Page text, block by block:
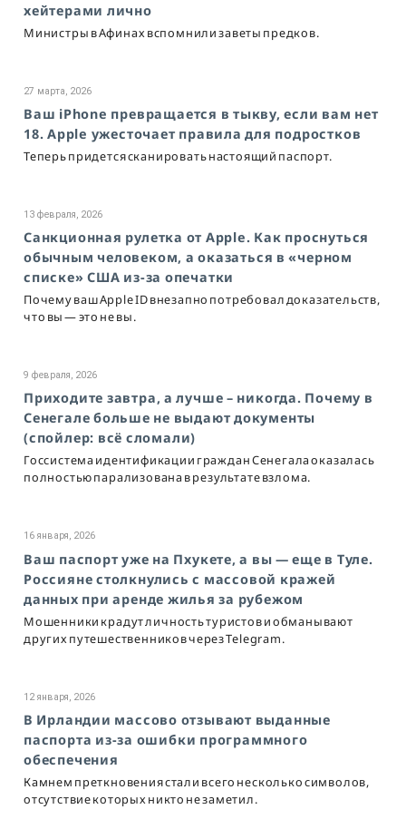
хейтерами лично
Министры в Афинах вспомнили заветы предков.
27 марта, 2026
Ваш iPhone превращается в тыкву, если вам нет
18. Apple ужесточает правила для подростков
Теперь придется сканировать настоящий паспорт.
13 февраля, 2026
Санкционная рулетка от Apple. Как проснуться
обычным человеком, а оказаться в «черном
списке» США из-за опечатки
Почему ваш Apple ID внезапно потребовал доказательств,
что вы — это не вы.
9 февраля, 2026
Приходите завтра, а лучше – никогда. Почему в
Сенегале больше не выдают документы
(спойлер: всё сломали)
Госсистема идентификации граждан Сенегала оказалась
полностью парализована в результате взлома.
16 января, 2026
Ваш паспорт уже на Пхукете, а вы — еще в Туле.
Россияне столкнулись с массовой кражей
данных при аренде жилья за рубежом
Мошенники крадут личность туристов и обманывают
других путешественников через Telegram.
12 января, 2026
В Ирландии массово отзывают выданные
паспорта из-за ошибки программного
обеспечения
Камнем преткновения стали всего несколько символов,
отсутствие которых никто не заметил.